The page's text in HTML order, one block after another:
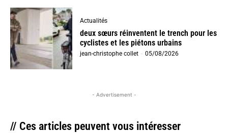
Actualités
deux sœurs réinventent le trench pour les
cyclistes et les piétons urbains
jean-christophe collet - 05/08/2026
- Advertisement -
// Ces articles peuvent vous intéresser